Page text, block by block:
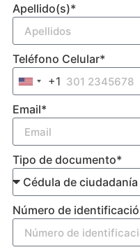
Apellido(s)*
Teléfono Celular*
United States +1
+1
Email*
Tipo de documento*
Número de